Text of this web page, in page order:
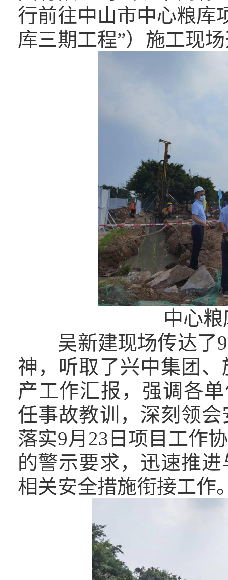
行前往中山市中心粮库
库三期工程”）施工现
中心
吴新建现场传达了9
神，听取了兴中集团
产工作汇报，强调各
任事故教训，深刻领
落实9月23日项目工作
的警示要求，迅速推
相关安全措施衔接工作